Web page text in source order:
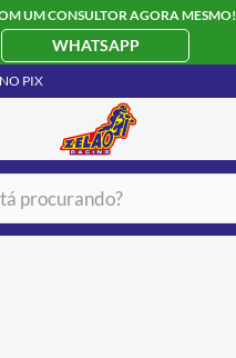
UM CONSULTOR AGORA MESMO!
WHATSAPP
NO PIX